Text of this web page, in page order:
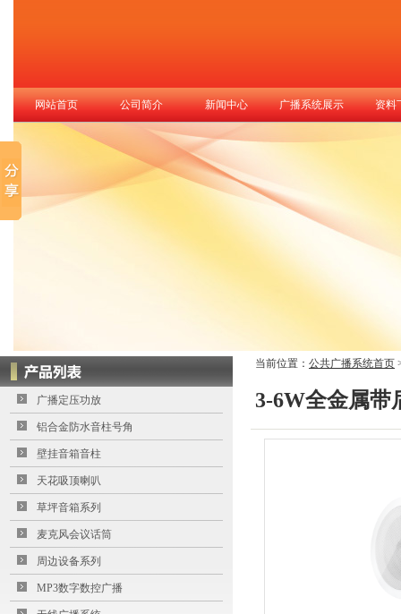
网站首页 公司简介 新闻中心 广播系统展示 资料
广播定压功放
铝合金防水音柱号角
壁挂音箱音柱
天花吸顶喇叭
草坪音箱系列
麦克风会议话筒
周边设备系列
MP3数字数控广播
当前位置： 公共广播系统首页
3-6W全金属带